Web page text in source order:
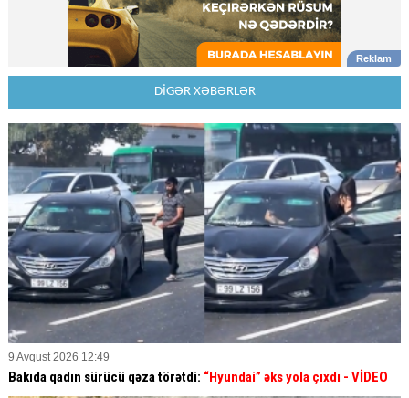
DİGƏR XƏBƏRLƏR
9 Avqust 2026 12:49
Bakıda qadın sürücü qəza törətdi: “Hyundai” əks yola çıxdı - VİDEO